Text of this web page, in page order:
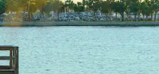
les parcourir ou en appuyant et en faisant glisser.